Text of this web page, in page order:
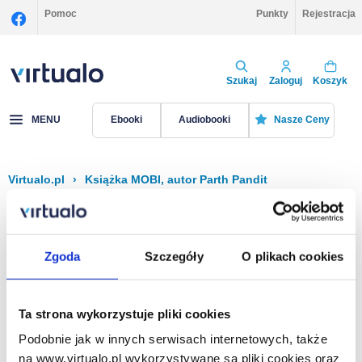
Zgoda Szczegóły O plikach cookies
Ta strona wykorzystuje pliki cookies
Podobnie jak w innych serwisach internetowych, także
na www.virtualo.pl wykorzystywane są pliki cookies oraz
Pomoc Punkty Rejestracja
Szukaj Zaloguj Koszyk
MENU Ebooki Audiobooki Nasze Ceny
Virtualo.pl › Książka MOBI, autor Parth Pandit
Filtruj Sortuj
Na stronie